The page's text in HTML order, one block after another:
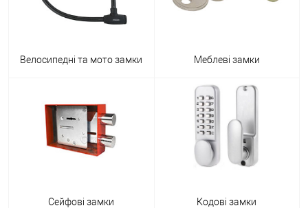
Велосипедні та мото замки Меблеві замки
Сейфові замки Кодові замки